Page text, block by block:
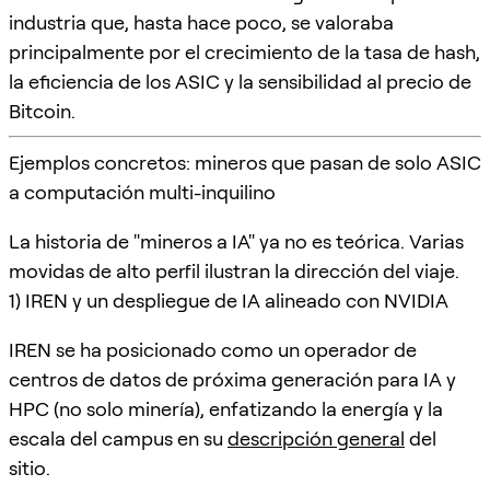
industria que, hasta hace poco, se valoraba
principalmente por el crecimiento de la tasa de hash,
la eficiencia de los ASIC y la sensibilidad al precio de
Bitcoin.
Ejemplos concretos: mineros que pasan de solo ASIC
a computación multi-inquilino
La historia de "mineros a IA" ya no es teórica. Varias
movidas de alto perfil ilustran la dirección del viaje.
1) IREN y un despliegue de IA alineado con NVIDIA
IREN se ha posicionado como un operador de
centros de datos de próxima generación para IA y
HPC (no solo minería), enfatizando la energía y la
escala del campus en su descripción general del
sitio.